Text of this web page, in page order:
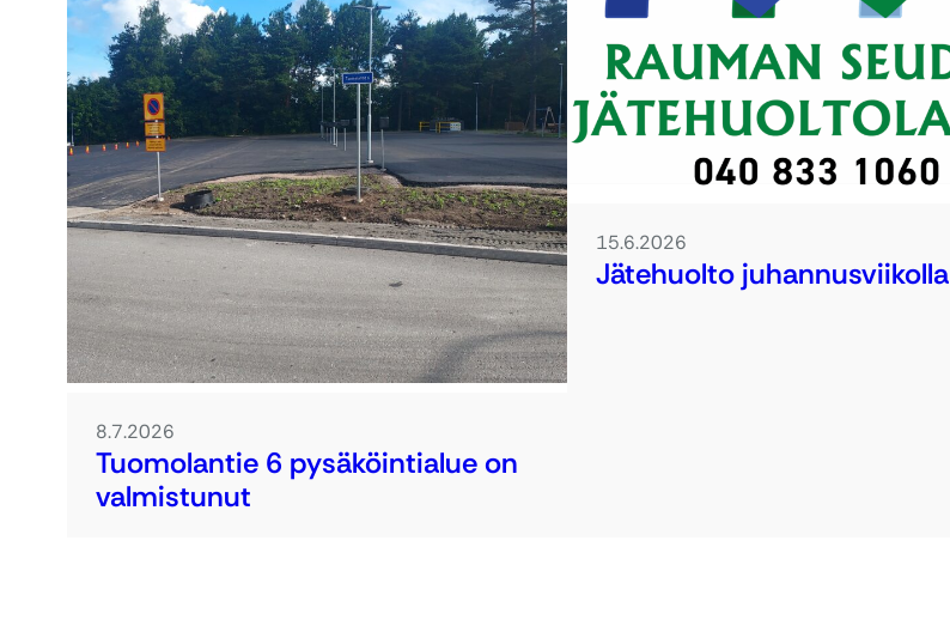
8.7.2026
Tuomolantie 6 pysäköintialue on
valmistunut
15.6.2026
Jätehuolto juhannusviikolla